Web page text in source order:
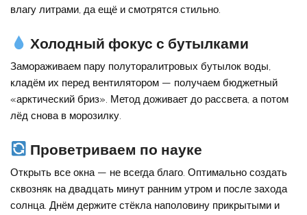
влагу литрами, да ещё и смотрятся стильно.
Холодный фокус с бутылками
Замораживаем пару полуторалитровых бутылок воды,
кладём их перед вентилятором — получаем бюджетный
«арктический бриз». Метод доживает до рассвета, а потом
лёд снова в морозилку.
Проветриваем по науке
Открыть все окна — не всегда благо. Оптимально создать
сквозняк на двадцать минут ранним утром и после захода
солнца. Днём держите стёкла наполовину прикрытыми и